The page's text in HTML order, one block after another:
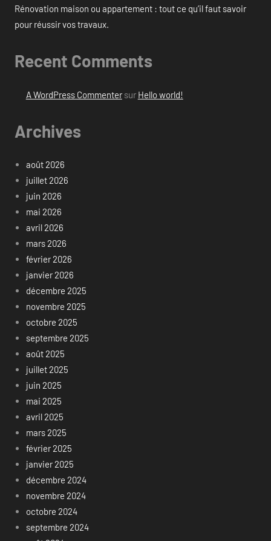
Rénovation maison ou appartement : tout ce qu’il faut savoir
pour réussir vos travaux.
Recent Comments
A WordPress Commentersur Hello world!
Archives
août 2026
juillet 2026
juin 2026
mai 2026
avril 2026
mars 2026
février 2026
janvier 2026
décembre 2025
novembre 2025
octobre 2025
septembre 2025
août 2025
juillet 2025
juin 2025
mai 2025
avril 2025
mars 2025
février 2025
janvier 2025
décembre 2024
novembre 2024
octobre 2024
septembre 2024